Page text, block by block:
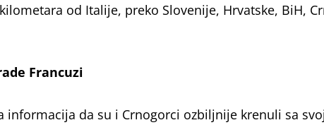
od Italije, preko Slovenije, Hrvatske, BiH,
Francuzi
informacija da su i Crnogorci ozbiljnije krenuli sa